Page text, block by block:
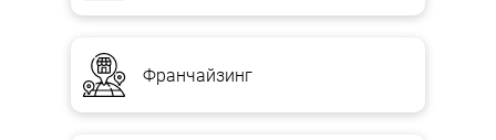
Франчайзинг